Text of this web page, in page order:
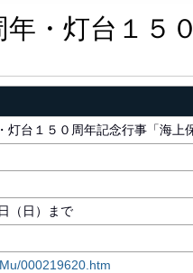
・灯台１５
台１５０周年記念行事「海上
（日）まで
000219620.htm